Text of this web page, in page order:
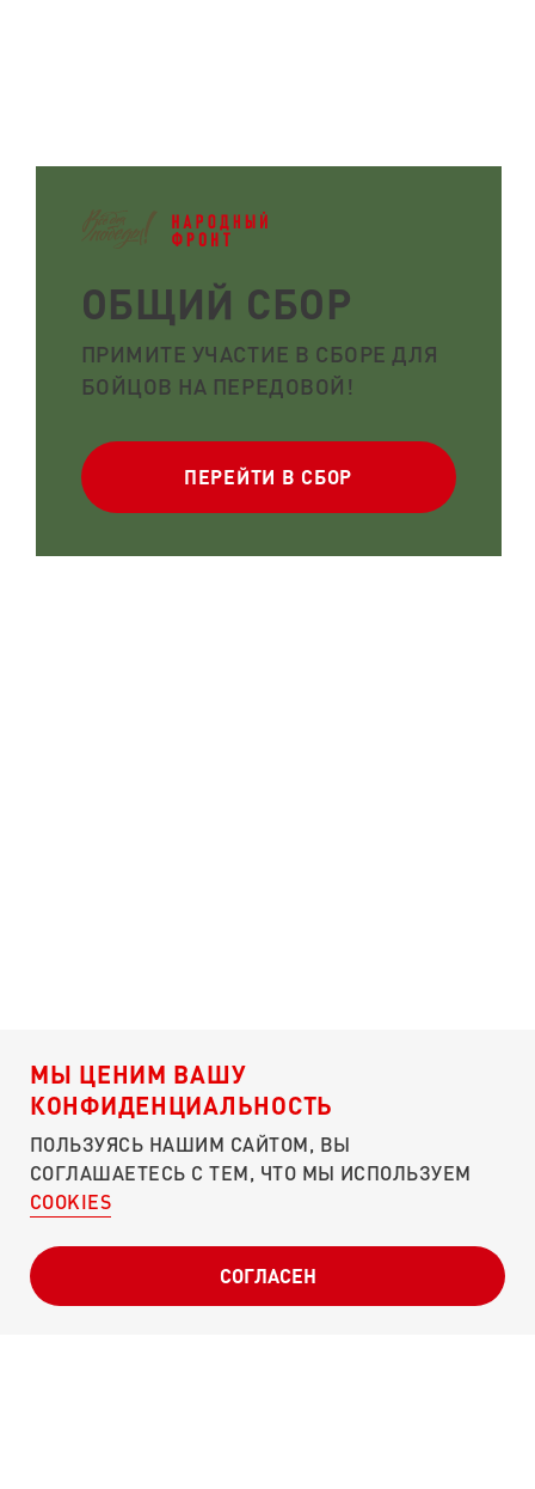
ОБЩИЙ СБОР
ПРИМИТЕ УЧАСТИЕ В СБОРЕ ДЛЯ
БОЙЦОВ НА ПЕРЕДОВОЙ!
ПЕРЕЙТИ В СБОР
СВОДКИ ОТЧЕТНОСТЬ
МЫ ЦЕНИМ ВАШУ
КОНФИДЕНЦИАЛЬНОСТЬ
ПОЛЬЗУЯСЬ НАШИМ САЙТОМ, ВЫ
СОГЛАШАЕТЕСЬ С ТЕМ, ЧТО МЫ ИСПОЛЬЗУЕМ
COOKIES
СОГЛАСЕН